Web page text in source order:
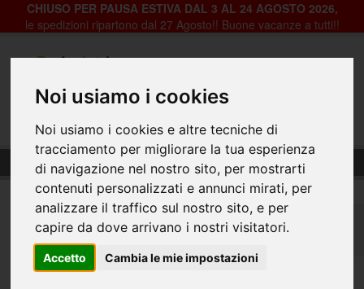
Noi usiamo i cookies
Noi usiamo i cookies e altre tecniche di
tracciamento per migliorare la tua esperienza
di navigazione nel nostro sito, per mostrarti
contenuti personalizzati e annunci mirati, per
analizzare il traffico sul nostro sito, e per
capire da dove arrivano i nostri visitatori.
Accetto Cambia le mie impostazioni
CHIUSO PER PAUSA ESTIVA DAL 3 AL 24 AGOSTO 2026,
le spedizioni ripartono dal 27 Agosto!! Buone vacanze a tutti!!
Adesivi per insegne luminose
Home Grande Formato
PVC Adesivi
Adesivi per insegne luminose